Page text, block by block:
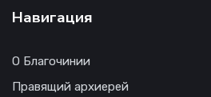
Навигация
О Благочинии
Правящий архиерей